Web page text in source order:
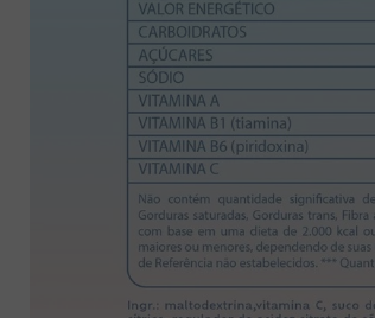
9º
biscoito
10º kit junina